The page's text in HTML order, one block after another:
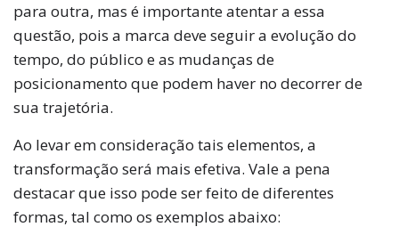
para outra, mas é importante atentar a essa
questão, pois a marca deve seguir a evolução do
tempo, do público e as mudanças de
posicionamento que podem haver no decorrer de
sua trajetória.
Ao levar em consideração tais elementos, a
transformação será mais efetiva. Vale a pena
destacar que isso pode ser feito de diferentes
formas, tal como os exemplos abaixo: